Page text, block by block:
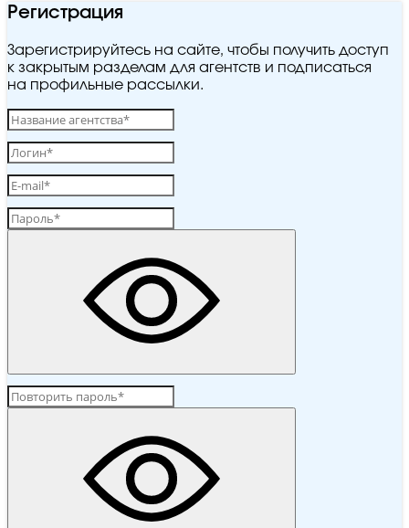
Регистрация
Зарегистрируйтесь на сайте, чтобы получить доступ
к закрытым разделам для агентств и подписаться
на профильные рассылки.